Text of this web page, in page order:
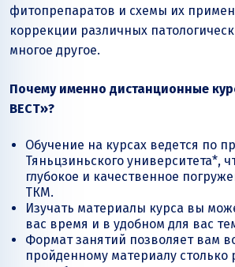
фитопрепаратов и схемы их
коррекции различных
многое другое.
Почему именно дистанционные
ВЕСТ»?
Обучение на курсах ведется по
Тяньцзиньского университета*,
глубокое и качественное
ТКМ.
Изучать материалы курса вы
вас время и в удобном для вас
Формат занятий позволяет вам
пройденному материалу столько